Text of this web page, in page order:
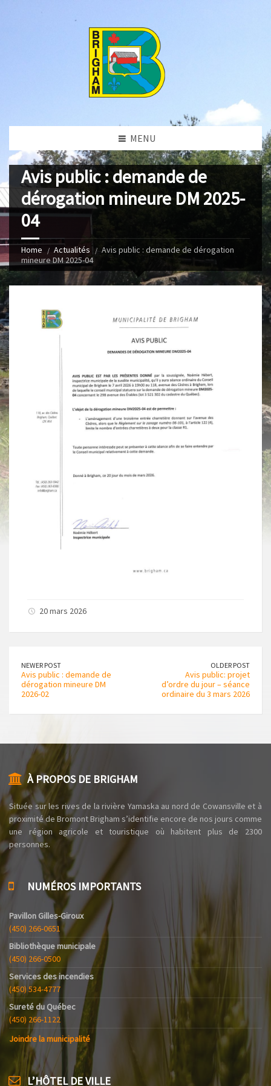
MENU
Avis public : demande de
dérogation mineure DM 2025-
04
Home Actualités
Avis public : demande de dérogation
mineure DM 2025-04
20 mars 2026
NEWER POST
Avis public : demande de
dérogation mineure DM
2026-02
OLDER POST
Avis public: projet
d’ordre du jour – séance
ordinaire du 3 mars 2026
À PROPOS DE BRIGHAM
Située sur les rives de la rivière Yamaska au nord de Cowansville et à
proximité de Bromont Brigham s’identifie encore de nos jours comme
une région agricole et touristique où habitent plus de 2300
personnes.
NUMÉROS IMPORTANTS
Pavillon Gilles-Giroux
(450) 266-0651
Bibliothèque municipale
(450) 266-0500
Services des incendies
(450) 534-4777
Sureté du Québec
(450) 266-1122
Joindre la municipalité
L’HÔTEL DE VILLE